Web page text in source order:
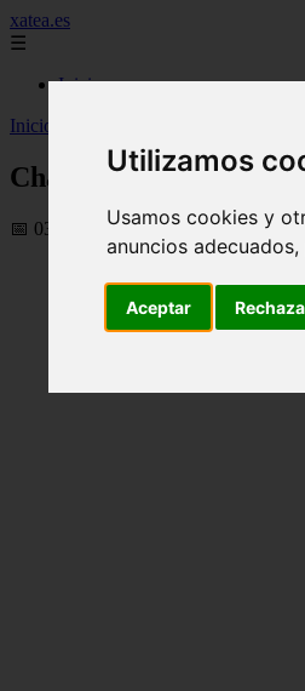
Utilizamos
Usamos cookies y
anuncios
Aceptar
xatea.es
☰
Inicio
Inicio
Chat de Cine
📅 03/09/2025